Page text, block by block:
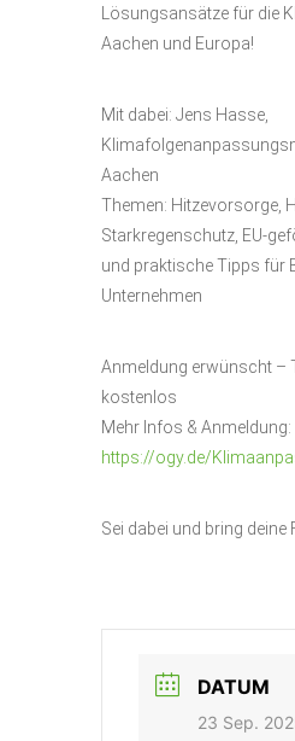
Lösungsansätze für die
Aachen und Europa!
Mit dabei: Jens Hasse,
Aachen
Themen: Hitzevorsorge,
Starkregenschutz, EU-
und praktische Tipps für
Unternehmen
Anmeldung erwünscht –
kostenlos
Mehr Infos & Anmeldung:
https://ogy.de/
Sei dabei und bring deine
DATUM
23 Sep.